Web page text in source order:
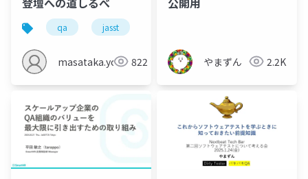
qa jasst
masataka.yokota822 やまずん 2.2K